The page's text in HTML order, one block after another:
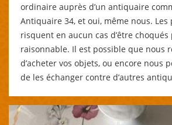
ordinaire auprès d’un antiquaire
Antiquaire 34, et oui, même nous. Les
risquent en aucun cas d’être
raisonnable. Il est possible que nous
d’acheter vos objets, ou encore nous
de les échanger contre d’autres